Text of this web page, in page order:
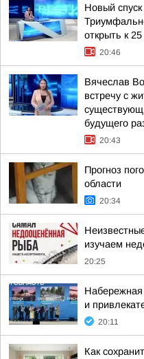
Новый
открыть к 25
20:46
Вячеслав
встречу с
будущего
20:43
Прогноз
области
20:34
изучаем
20:25
и
20:11
Как